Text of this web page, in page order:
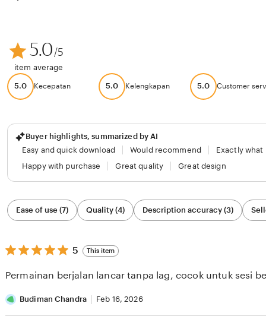
5.0/5
item average
5.0 Kecepatan 5.0 Kelengkapan 5.0 Customer
Buyer highlights, summarized by AI
Easy and quick download
Would recommend
Exactly what
Happy with purchase
Great quality Great design
Filter
by
category
Ease of use (7) Quality (4) Description accuracy (3)
5
out
5
5 This item
Permainan berjalan lancar tanpa lag, cocok untuk sesi
Budiman Chandra Feb 16, 2026